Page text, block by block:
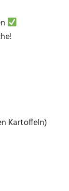
Kartoffeln)